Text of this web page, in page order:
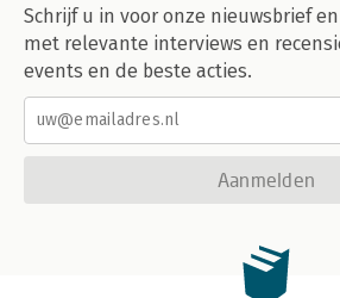
Schrijf u in voor onze nieuwsbrief
met relevante interviews en
events en de beste acties.
Aanmelden